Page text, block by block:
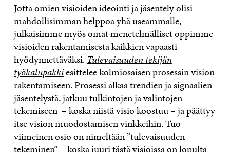
Jotta omien visioiden ideointi ja jäsentely olisi
mahdollisimman helppoa yhä useammalle,
julkaisimme myös omat menetelmälliset oppimme
visioiden rakentamisesta kaikkien vapaasti
hyödynnettäväksi. Tulevaisuuden tekijän
työkalupakkiesittelee kolmiosaisen prosessin vision
rakentamiseen. Prosessi alkaa trendien ja signaalien
jäsentelystä, jatkuu tulkintojen ja valintojen
tekemiseen – koska niistä visio koostuu – ja päättyy
itse vision muodostamisen vinkkeihin. Tuo
viimeinen osio on nimeltään ”tulevaisuuden
tekeminen” – koska juuri tästä visioissa on lopulta